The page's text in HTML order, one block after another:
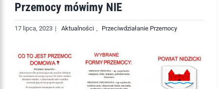
Przemocy mówimy NIE
17 lipca, 2023 | Aktualności Przeciwdziałanie Przemocy